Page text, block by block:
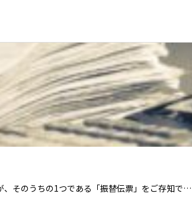
そのうちの1つである「振替伝票」をご存知で…